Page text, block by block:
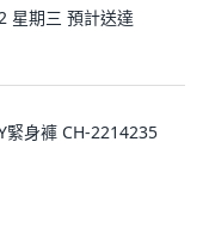
星期三 預計送達
緊身褲 CH-2214235